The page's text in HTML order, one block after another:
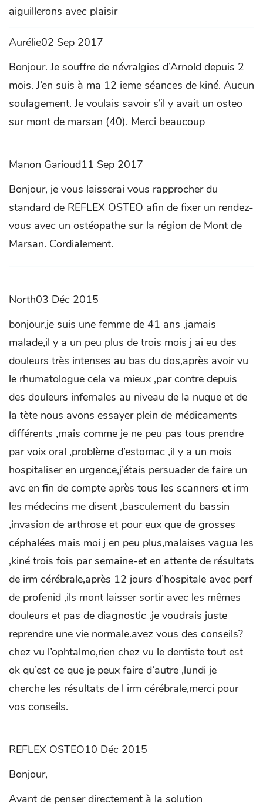
aiguillerons avec plaisir
Aurélie02 Sep 2017
Bonjour. Je souffre de névralgies d’Arnold depuis 2
mois. J’en suis à ma 12 ieme séances de kiné. Aucun
soulagement. Je voulais savoir s’il y avait un osteo
sur mont de marsan (40). Merci beaucoup
Manon Garioud11 Sep 2017
Bonjour, je vous laisserai vous rapprocher du
standard de REFLEX OSTEO afin de fixer un rendez-
vous avec un ostéopathe sur la région de Mont de
Marsan. Cordialement.
North03 Déc 2015
bonjour,je suis une femme de 41 ans ,jamais
malade,il y a un peu plus de trois mois j ai eu des
douleurs très intenses au bas du dos,après avoir vu
le rhumatologue cela va mieux ,par contre depuis
des douleurs infernales au niveau de la nuque et de
la tète nous avons essayer plein de médicaments
différents ,mais comme je ne peu pas tous prendre
par voix oral ,problème d’estomac ,il y a un mois
hospitaliser en urgence,j’étais persuader de faire un
avc en fin de compte après tous les scanners et irm
les médecins me disent ,basculement du bassin
,invasion de arthrose et pour eux que de grosses
céphalées mais moi j en peu plus,malaises vagua les
,kiné trois fois par semaine-et en attente de résultats
de irm cérébrale,après 12 jours d’hospitale avec perf
de profenid ,ils mont laisser sortir avec les mêmes
douleurs et pas de diagnostic .je voudrais juste
reprendre une vie normale.avez vous des conseils?
chez vu l’ophtalmo,rien chez vu le dentiste tout est
ok qu’est ce que je peux faire d’autre ,lundi je
cherche les résultats de l irm cérébrale,merci pour
vos conseils.
REFLEX OSTEO10 Déc 2015
Bonjour,
Avant de penser directement à la solution